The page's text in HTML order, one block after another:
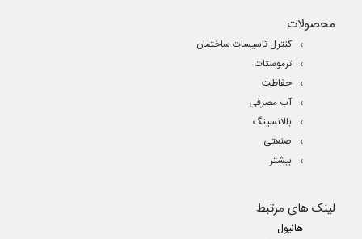
محصولات
کنترل تاسیسات ساختمان
ترموستات
حفاظت
آب مصرفی
بالانسینگ
صنعتی
بیشتر
لینک های مرتبط
هانیول